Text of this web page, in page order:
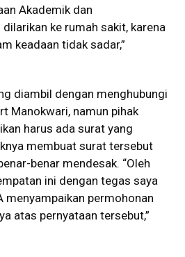
Akademik dan
ke rumah sakit, karena
keadaan tidak sadar,”
diambil dengan menghubungi
Manokwari, namun pihak
harus ada surat yang
membuat surat tersebut
benar mendesak. “Oleh
ini dengan tegas saya
menyampaikan permohonan
atas pernyataan tersebut,”